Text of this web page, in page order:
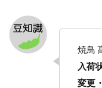
焼鳥
入荷
変更